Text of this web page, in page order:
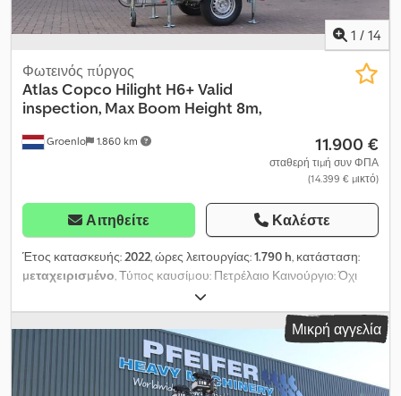
1 / 14
Groenlo 1.860 km
Φωτεινός πύργος
Atlas Copco Hilight H6+ Valid
inspection, Max Boom Height 8m,
11.900 €
σταθερή τιμή συν ΦΠΑ
(14.399 € μικτό)
Αιτηθείτε Καλέστε
Έτος κατασκευής:2022, ώρες λειτουργίας:1.790 h, κατάσταση:
μεταχειρισμένο, Τύπος καυσίμου: Πετρέλαιο Καινούργιο: Όχι
Χρήση: Κατασκευές Μάρκα κινητήρα: Kubota Dodpfx Ahsy
Hbtroljwa Διαστάσεις χώρου φόρτωσης: 209 x 129 x 250 εκ.
Σειριακός αριθμός: ESF208623 Επικοινωνήστε με την PFEIFER
GROUP για περισσότερες πληροφορίες.
Μικρή αγγελία